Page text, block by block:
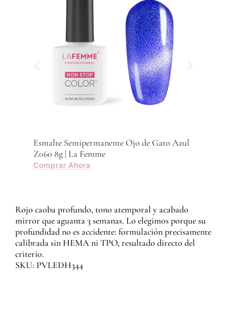
Esmalte Semipermanente Ojo de Gato Azul
Z060 8g | La Femme
Comprar Ahora
Rojo caoba profundo, tono atemporal y acabado
mirror que aguanta 3 semanas. Lo elegimos porque su
profundidad no es accidente: formulación precisamente
calibrada sin HEMA ni TPO, resultado directo del
criterio.
SKU: PVLEDH344